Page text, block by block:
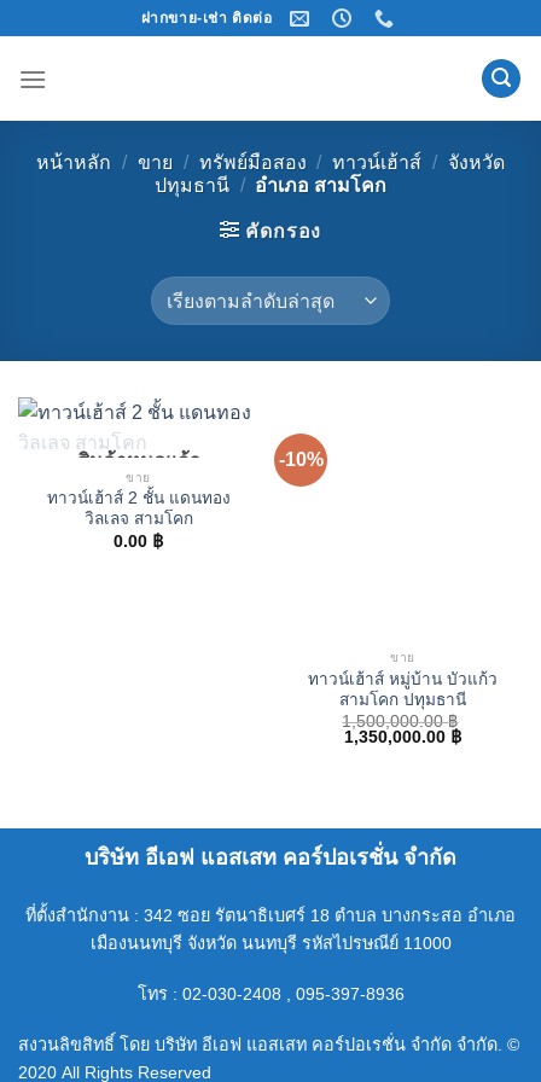
content
ฝากขาย-เช่า ติดต่อ
หน้าหลัก / ขาย / ทรัพย์มือสอง / ทาวน์เฮ้าส์ / จังหวัด
ปทุมธานี / อำเภอ สามโคก
คัดกรอง
สินค้าหมดแล้ว
ขาย
ทาวน์เฮ้าส์ 2 ชั้น แดนทอง
วิลเลจ สามโคก
0.00 ฿
-10%
ขาย
ทาวน์เฮ้าส์ หมู่บ้าน บัวแก้ว
สามโคก ปทุมธานี
1,500,000.00฿
Original
1,350,000.00 ฿Current
บริษัท อีเอฟ แอสเสท คอร์ปอเรชั่น จำกัด
ที่ตั้งสำนักงาน : 342 ซอย รัตนาธิเบศร์ 18 ตำบล บางกระสอ อำเภอ
เมืองนนทบุรี จังหวัด นนทบุรี รหัสไปรษณีย์ 11000
โทร : 02-030-2408 , 095-397-8936
สงวนลิขสิทธิ์ โดย บริษัท อีเอฟ แอสเสท คอร์ปอเรชั่น จำกัด จำกัด. ©
2020 All Rights Reserved